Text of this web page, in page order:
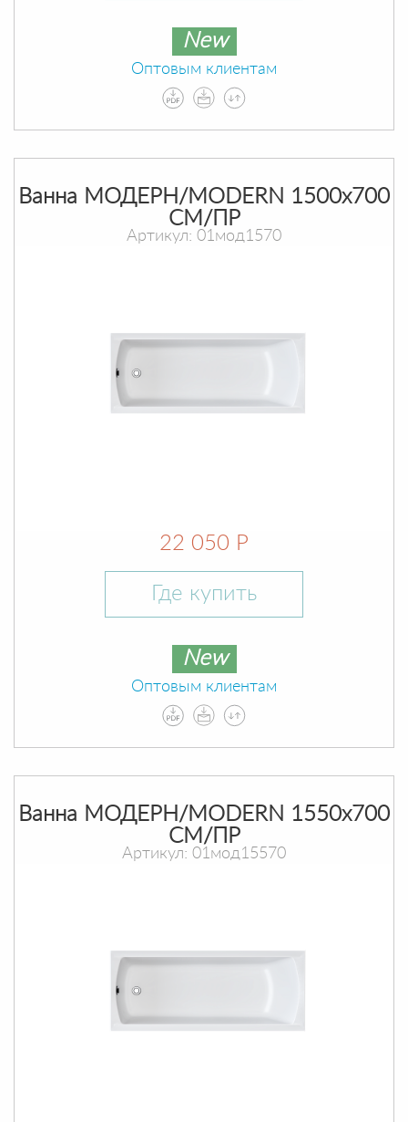
New
Оптовым клиентам
Ванна МОДЕРН/MODERN 1500х700
СМ/ПР
Артикул: 01мод1570
22 050 Р
Где купить
New
Оптовым клиентам
Ванна МОДЕРН/MODERN 1550х700
СМ/ПР
Артикул: 01мод15570